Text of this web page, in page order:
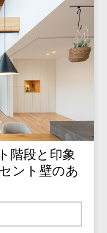
階段と印象
ント壁のあ